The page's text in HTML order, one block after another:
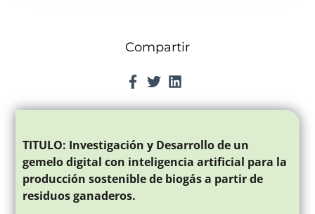
Compartir
TITULO: Investigación y Desarrollo de un
gemelo digital con inteligencia artificial para la
producción sostenible de biogás a partir de
residuos ganaderos.